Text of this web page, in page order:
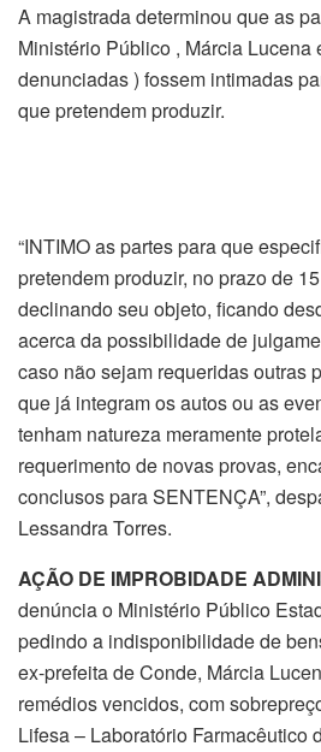
A magistrada determinou que as
Ministério Público , Márcia Lucena
denunciadas ) fossem intimadas
que pretendem produzir.
“INTIMO as partes para que
pretendem produzir, no prazo de
declinando seu objeto, ficando
acerca da possibilidade de
caso não sejam requeridas outras
que já integram os autos ou as
tenham natureza meramente
requerimento de novas provas,
conclusos para SENTENÇA”,
Lessandra Torres.
AÇÃO DE IMPROBIDADE
denúncia o Ministério Público
pedindo a indisponibilidade de
ex-prefeita de Conde, Márcia
remédios vencidos, com
Lifesa – Laboratório Farmacêutico